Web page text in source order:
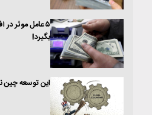
۵ عامل موثر در
بگیرد!
این توسعه چین